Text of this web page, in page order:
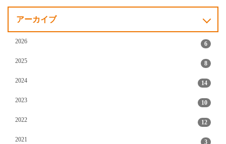
アーカイブ
2026 6
2025 8
2024 14
2023 10
2022 12
2021 3